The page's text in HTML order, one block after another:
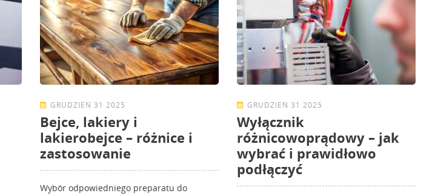
GRUDZIEŃ 31 2025
Bejce, lakiery i
lakierobejce – różnice i
zastosowanie
Wybór odpowiedniego preparatu do
GRUDZIEŃ 31 2025
Wyłącznik
różnicowoprądowy – jak
wybrać i prawidłowo
podłączyć